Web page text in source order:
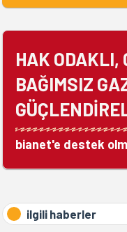
HAK ODAKLI,
BAĞIMSIZ
bianet'e destek
ilgili haberler